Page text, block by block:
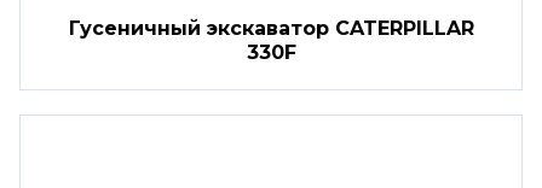
Гусеничный экскаватор CATERPILLAR
330F